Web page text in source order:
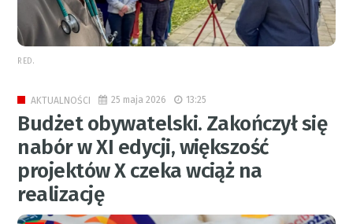
RED.
AKTUALNOŚCI 25 maja 2026 13:25
Budżet obywatelski. Zakończył się
nabór w XI edycji, większość
projektów X czeka wciąż na
realizację